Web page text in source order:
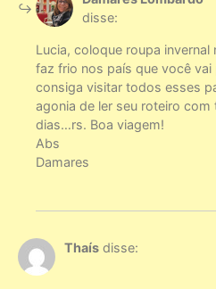
disse:
Lucia, coloque roupa invernal
faz frio nos país que você vai
consiga visitar todos esses
agonia de ler seu roteiro com
dias…rs. Boa viagem!
Abs
Damares
Thaís disse: